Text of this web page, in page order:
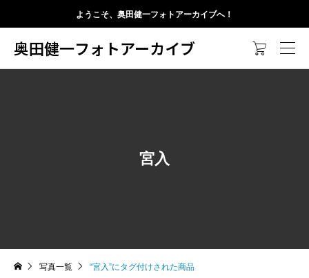
ようこそ、奥田健一フォトアーカイブへ！
奥田健一フォトアーカイブ 
宮入
写真一覧 “宮入”にタグ付けされた商品